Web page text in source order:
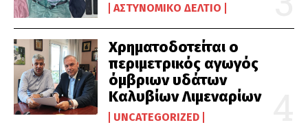
ΑΣΤΥΝΟΜΙΚΌ ΔΕΛΤΊΟ
Χρηματοδοτείται ο
περιμετρικός αγωγός
όμβριων υδάτων
Καλυβίων Λιμεναρίων
UNCATEGORIZED